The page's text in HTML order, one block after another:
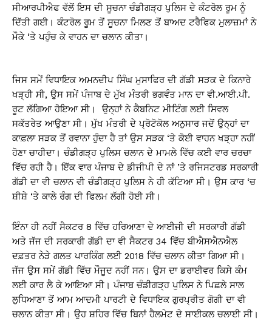
ਸੀਆਰਪੀਐਫ ਵੱਲੋਂ ਇਸ ਦੀ ਸੂਚਨਾ ਚੰਡੀਗੜ੍ਹ ਪੁਲਿਸ ਦੇ ਕੰਟਰੋਲ ਰੂਮ ਨੂੰ
ਦਿੱਤੀ ਗਈ। ਕੰਟਰੋਲ ਰੂਮ ਤੋਂ ਸੂਚਨਾ ਮਿਲਣ ਤੋਂ ਬਾਅਦ ਟਰੈਫਿਕ ਮੁਲਾਜ਼ਮਾਂ ਨੇ
ਮੌਕੇ ‘ਤੇ ਪਹੁੰਚ ਕੇ ਵਾਹਨ ਦਾ ਚਲਾਨ ਕੀਤਾ।
ਜਿਸ ਸਮੇਂ ਵਿਧਾਇਕ ਅਮਨਦੀਪ ਸਿੰਘ ਮੁਸਾਫਿਰ ਦੀ ਗੱਡੀ ਸੜਕ ਦੇ ਕਿਨਾਰੇ
ਖੜ੍ਹੀ ਸੀ, ਉਸ ਸਮੇਂ ਪੰਜਾਬ ਦੇ ਮੁੱਖ ਮੰਤਰੀ ਭਗਵੰਤ ਮਾਨ ਦਾ ਵੀ.ਆਈ.ਪੀ.
ਰੂਟ ਲੱਗਿਆ ਹੋਇਆ ਸੀ। ਉਨ੍ਹਾਂ ਨੇ ਕੈਬਨਿਟ ਮੀਟਿੰਗ ਲਈ ਸਿਵਲ
ਸਕੱਤਰੇਤ ਆਉਣਾ ਸੀ। ਮੁੱਖ ਮੰਤਰੀ ਦੇ ਪ੍ਰੋਟੋਕੋਲ ਅਨੁਸਾਰ ਜਦੋਂ ਉਨ੍ਹਾਂ ਦਾ
ਕਾਫ਼ਲਾ ਸੜਕ ਤੋਂ ਰਵਾਨਾ ਹੁੰਦਾ ਹੈ ਤਾਂ ਉਸ ਸੜਕ ‘ਤੇ ਕੋਈ ਵਾਹਨ ਖੜ੍ਹਾ ਨਹੀਂ
ਹੋਣਾ ਚਾਹੀਦਾ। ਚੰਡੀਗੜ੍ਹ ਪੁਲਿਸ ਚਲਾਨ ਦੇ ਮਾਮਲੇ ਵਿੱਚ ਕਈ ਵਾਰ ਚਰਚਾ
ਵਿੱਚ ਰਹੀ ਹੈ। ਇੱਕ ਵਾਰ ਪੰਜਾਬ ਦੇ ਡੀਜੀਪੀ ਦੇ ਨਾਂ ’ਤੇ ਰਜਿਸਟਰਡ ਸਰਕਾਰੀ
ਗੱਡੀ ਦਾ ਵੀ ਚਲਾਨ ਵੀ ਚੰਡੀਗੜ੍ਹ ਪੁਲਿਸ ਨੇ ਹੀ ਕੱਟਿਆ ਸੀ। ਉਸ ਕਾਰ ‘ਚ
ਸ਼ੀਸ਼ੇ ‘ਤੇ ਕਾਲੇ ਰੰਗ ਦੀ ਫਿਲਮ ਲੱਗੀ ਹੋਈ ਸੀ।
ਇੰਨਾ ਹੀ ਨਹੀਂ ਸੈਕਟਰ 8 ਵਿੱਚ ਹਰਿਆਣਾ ਦੇ ਆਈਜੀ ਦੀ ਸਰਕਾਰੀ ਗੱਡੀ
ਅਤੇ ਜੱਜ ਦੀ ਸਰਕਾਰੀ ਗੱਡੀ ਦਾ ਵੀ ਸੈਕਟਰ 34 ਵਿੱਚ ਬੀਐਸਐਨਐਲ
ਦਫ਼ਤਰ ਨੇੜੇ ਗਲਤ ਪਾਰਕਿੰਗ ਲਈ 2018 ਵਿੱਚ ਚਲਾਨ ਕੀਤਾ ਗਿਆ ਸੀ।
ਜੱਜ ਉਸ ਸਮੇਂ ਗੱਡੀ ਵਿੱਚ ਮੌਜੂਦ ਨਹੀਂ ਸਨ। ਉਸ ਦਾ ਡਰਾਈਵਰ ਕਿਸੇ ਕੰਮ
ਲਈ ਕਾਰ ਲੈ ਕੇ ਆਇਆ ਸੀ। ਪੰਜਾਬ ਚੰਡੀਗੜ੍ਹ ਪੁਲਿਸ ਨੇ ਪਿਛਲੇ ਸਾਲ
ਲੁਧਿਆਣਾ ਤੋਂ ਆਮ ਆਦਮੀ ਪਾਰਟੀ ਦੇ ਵਿਧਾਇਕ ਗੁਰਪ੍ਰੀਤ ਗੋਗੀ ਦਾ ਵੀ
ਚਲਾਨ ਕੀਤਾ ਸੀ। ਉਹ ਸ਼ਹਿਰ ਵਿੱਚ ਬਿਨਾਂ ਹੈਲਮੇਟ ਦੇ ਸਾਈਕਲ ਚਲਾਈ ਸੀ।